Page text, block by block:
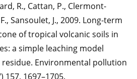
R., Cattan, P., Clermont-
Sansoulet, J., 2009. Long-term
of tropical volcanic soils in
a simple leaching model
Environmental pollution
157, 1697–1705.